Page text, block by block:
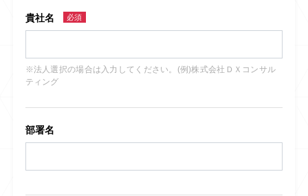
貴社名 必須
※法人選択の場合は入力してください。(例)株式会社ＤＸコンサル
ティング
部署名